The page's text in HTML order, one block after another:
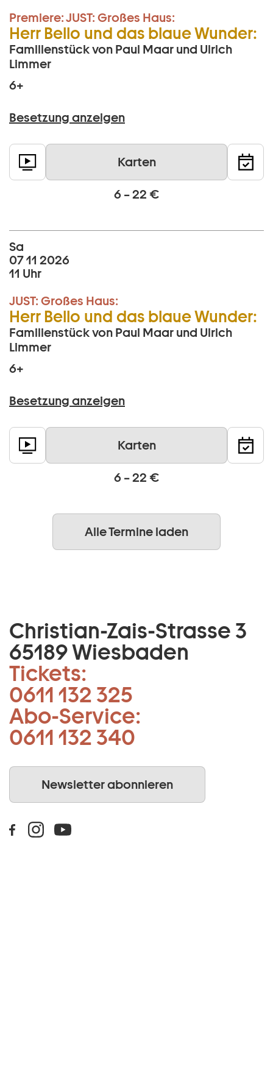
Premiere:JUST: Großes Haus:
Herr Bello und das blaue Wunder:
Familienstück von Paul Maar und Ulrich
Limmer
6+
Besetzung anzeigen
Karten
6 – 22 €
Sa
07 11 2026
11 Uhr
JUST: Großes Haus:
Herr Bello und das blaue Wunder:
Familienstück von Paul Maar und Ulrich
Limmer
6+
Besetzung anzeigen
Karten
6 – 22 €
Alle Termine laden
Christian-Zais-Strasse 3
65189 Wiesbaden
Tickets:
0611 132 325
Abo-Service:
0611 132 340
Newsletter abonnieren